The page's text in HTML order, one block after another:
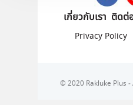
เกี่ยวกับเรา ติดต่
Privacy Policy
© 2020 Rakluke Plus -